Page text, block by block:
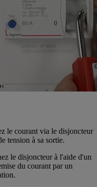
le courant via le disjoncteur
tension à sa sortie.
le disjoncteur à l'aide d'un
du courant par un